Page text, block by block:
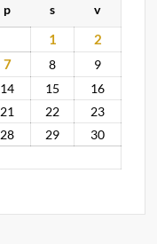
p s v
1
2
7 8
9
14 15
16
21 22
23
28 29
30